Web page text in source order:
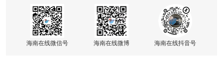
海南在线微信号 海南在线微博 海南在线抖音号